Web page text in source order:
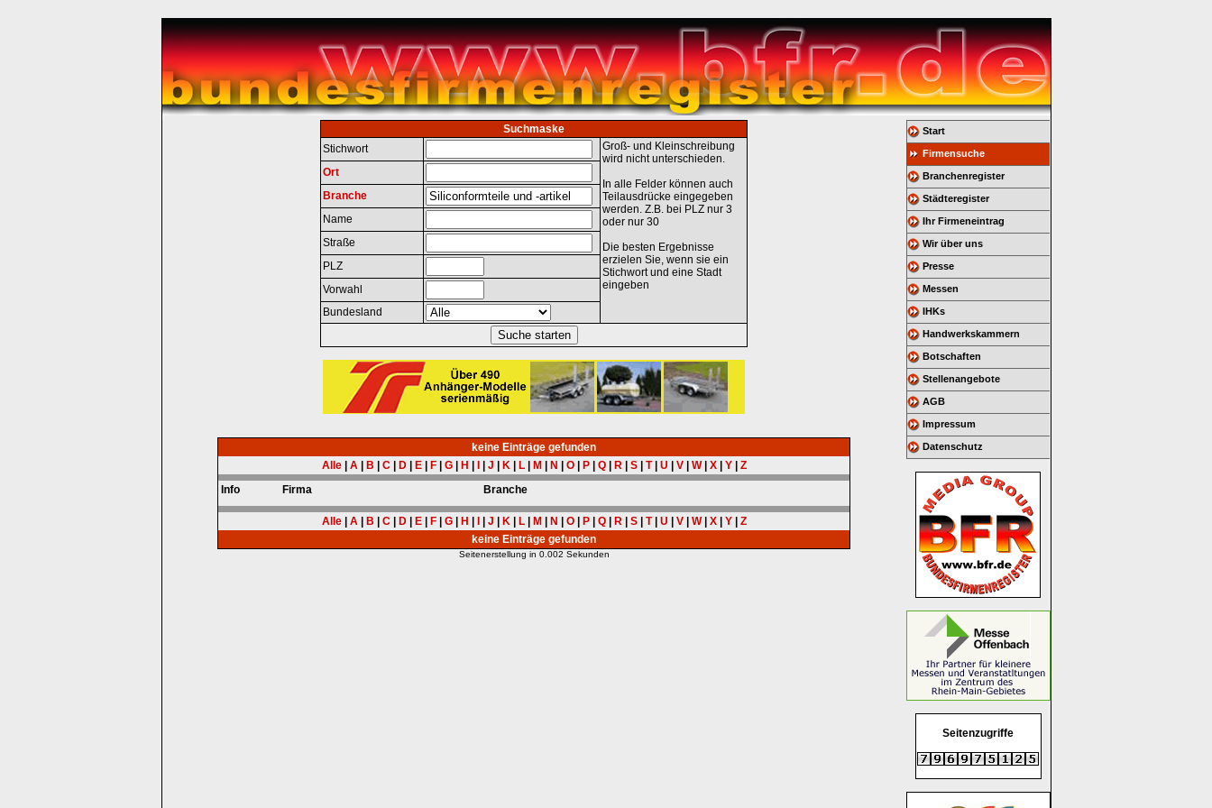
Suchmaske
Stichwort
Groß- und Kleinschreibung
wird nicht unterschieden.
In alle Felder können auch
Teilausdrücke eingegeben
werden. Z.B. bei PLZ nur 3
oder nur 30
Die besten Ergebnisse
erzielen Sie, wenn sie ein
Stichwort und eine Stadt
eingeben
Ort
Branche
Name
Straße
PLZ
Vorwahl
Bundesland
keine Einträge gefunden
Alle| A| B C| D| E| F| G| H J K| L| M N O| P| Q| R| S| T| U V| W| X| Y| Z
Info
Firma Branche
Alle| A| B C| D| E| F| G| H J K| L| M N O| P| Q| R| S| T| U V| W| X| Y| Z
keine Einträge gefunden
Seitenerstellung in 0.002 Sekunden
Start
Firmensuche
Branchenregister
Städteregister
Ihr Firmeneintrag
Wir über uns
Presse
Messen
IHKs
Handwerkskammern
Botschaften
Stellenangebote
AGB
Impressum
Datenschutz
Seitenzugriffe